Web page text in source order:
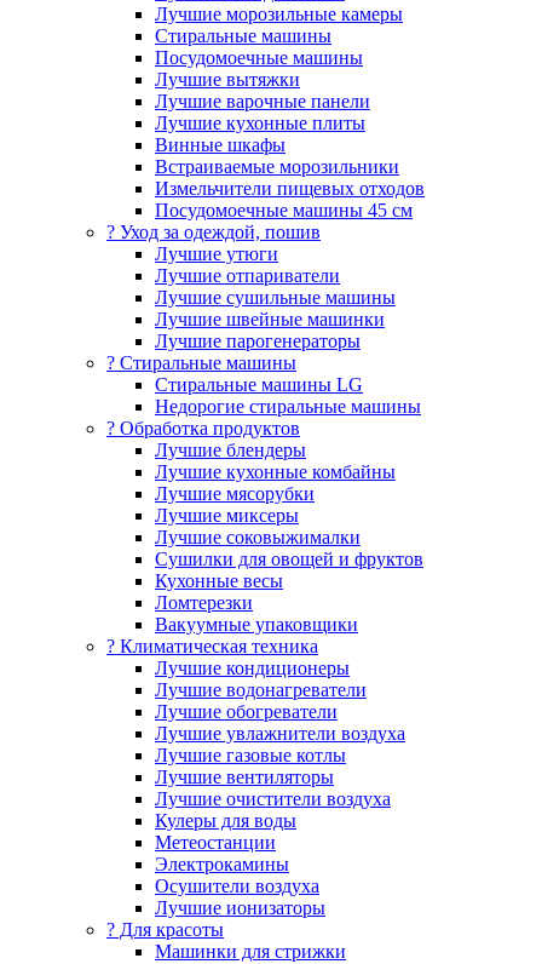
Лучшие морозильные камеры
Стиральные машины
Посудомоечные машины
Лучшие вытяжки
Лучшие варочные панели
Лучшие кухонные плиты
Винные шкафы
Встраиваемые морозильники
Измельчители пищевых отходов
Посудомоечные машины 45 см
? Уход за одеждой, пошив
Лучшие утюги
Лучшие отпариватели
Лучшие сушильные машины
Лучшие швейные машинки
Лучшие парогенераторы
? Стиральные машины
Стиральные машины LG
Недорогие стиральные машины
? Обработка продуктов
Лучшие блендеры
Лучшие кухонные комбайны
Лучшие мясорубки
Лучшие миксеры
Лучшие соковыжималки
Сушилки для овощей и фруктов
Кухонные весы
Ломтерезки
Вакуумные упаковщики
?️ Климатическая техника
Лучшие кондиционеры
Лучшие водонагреватели
Лучшие обогреватели
Лучшие увлажнители воздуха
Лучшие газовые котлы
Лучшие вентиляторы
Лучшие очистители воздуха
Кулеры для воды
Метеостанции
Электрокамины
Осушители воздуха
Лучшие ионизаторы
? Для красоты
Машинки для стрижки